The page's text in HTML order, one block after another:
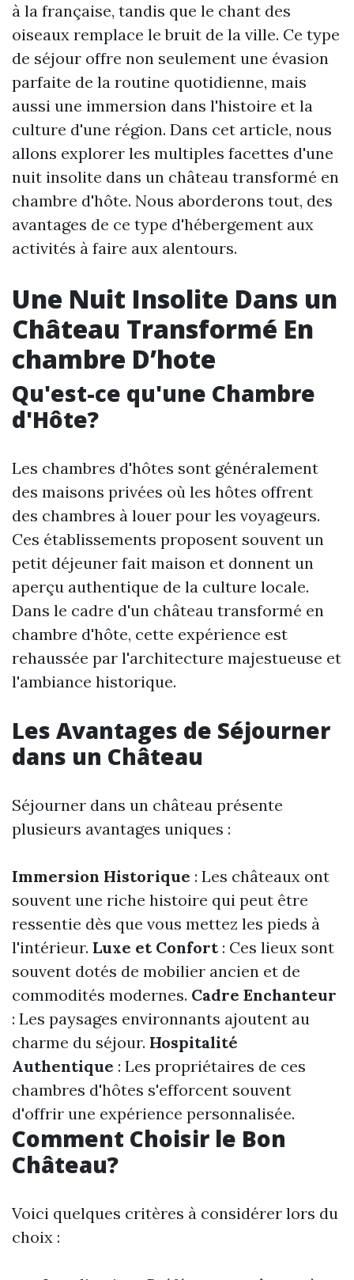
à la française, tandis que le chant des
oiseaux remplace le bruit de la ville. Ce type
de séjour offre non seulement une évasion
parfaite de la routine quotidienne, mais
aussi une immersion dans l'histoire et la
culture d'une région. Dans cet article, nous
allons explorer les multiples facettes d'une
nuit insolite dans un château transformé en
chambre d'hôte. Nous aborderons tout, des
avantages de ce type d'hébergement aux
activités à faire aux alentours.
Une Nuit Insolite Dans un
Château Transformé En
chambre D’hote
Qu'est-ce qu'une Chambre
d'Hôte?
Les chambres d'hôtes sont généralement
des maisons privées où les hôtes offrent
des chambres à louer pour les voyageurs.
Ces établissements proposent souvent un
petit déjeuner fait maison et donnent un
aperçu authentique de la culture locale.
Dans le cadre d'un château transformé en
chambre d'hôte, cette expérience est
rehaussée par l'architecture majestueuse et
l'ambiance historique.
Les Avantages de Séjourner
dans un Château
Séjourner dans un château présente
plusieurs avantages uniques :
Immersion Historique : Les châteaux ont
souvent une riche histoire qui peut être
ressentie dès que vous mettez les pieds à
l'intérieur. Luxe et Confort: Ces lieux sont
souvent dotés de mobilier ancien et de
commodités modernes. Cadre Enchanteur
: Les paysages environnants ajoutent au
charme du séjour. Hospitalité
Authentique : Les propriétaires de ces
chambres d'hôtes s'efforcent souvent
d'offrir une expérience personnalisée.
Comment Choisir le Bon
Château?
Voici quelques critères à considérer lors du
choix :